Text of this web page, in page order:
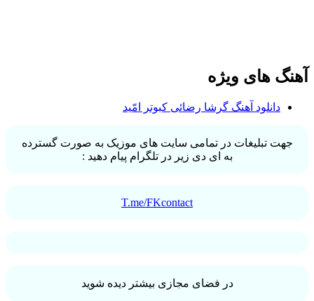
آهنگ های ویژه
دانلود آهنگ گرشا رضائی کبوتر امّید
جهت تبلیغات در تمامی سایت های موزیک به صورت گسترده
به ای دی زیر در تلگرام پیام دهید :
T.me/FKcontact
در فضای مجازی بیشتر دیده شوید